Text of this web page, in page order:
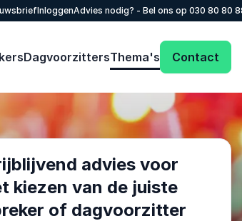
InloggenAdvies nodig? - Bel ons op 030 80 80
DagvoorzittersThema's Contact
advies voor
kiezen van de juiste
of dagvoorzitter